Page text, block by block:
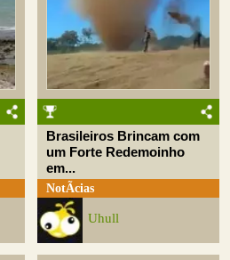
Brasileiros Brincam com
um Forte Redemoinho
em...
NotÃ­cias
Uhull